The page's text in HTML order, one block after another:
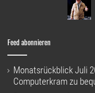
Feed abonnieren
Monatsrückblick Juli
Computerkram zu